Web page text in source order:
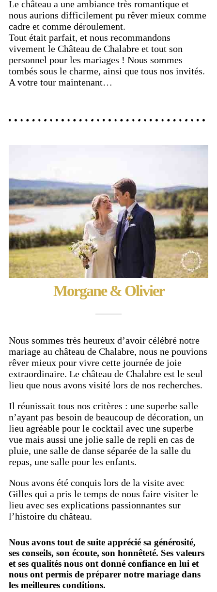
Le château a une ambiance très romantique et
nous aurions difficilement pu rêver mieux comme
cadre et comme déroulement.
Tout était parfait, et nous recommandons
vivement le Château de Chalabre et tout son
personnel pour les mariages ! Nous sommes
tombés sous le charme, ainsi que tous nos invités.
A votre tour maintenant…
Morgane & Olivier
Nous sommes très heureux d’avoir célébré notre
mariage au château de Chalabre, nous ne pouvions
rêver mieux pour vivre cette journée de joie
extraordinaire. Le château de Chalabre est le seul
lieu que nous avons visité lors de nos recherches.
Il réunissait tous nos critères : une superbe salle
n’ayant pas besoin de beaucoup de décoration, un
lieu agréable pour le cocktail avec une superbe
vue mais aussi une jolie salle de repli en cas de
pluie, une salle de danse séparée de la salle du
repas, une salle pour les enfants.
Nous avons été conquis lors de la visite avec
Gilles qui a pris le temps de nous faire visiter le
lieu avec ses explications passionnantes sur
l’histoire du château.
Nous avons tout de suite apprécié sa générosité,
ses conseils, son écoute, son honnêteté. Ses valeurs
et ses qualités nous ont donné confiance en lui et
nous ont permis de préparer notre mariage dans
les meilleures conditions.